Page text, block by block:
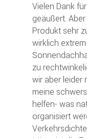
Vielen Dank
geäußert.
Produkt sehr
wirklich
zu
wir aber leider
meine
helfen- was
organisiert